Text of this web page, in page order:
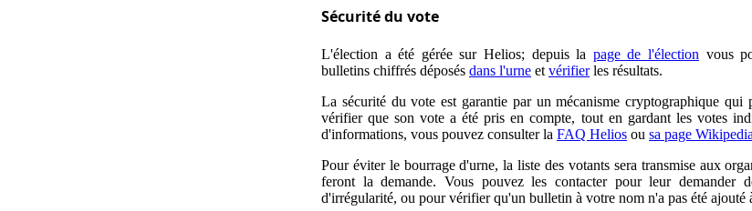
Sécurité du vote
L'élection a été gérée sur Helios; depuis la page de l'élection vous
bulletins chiffrés déposés dans l'urne et vérifierles résultats.
La sécurité du vote est garantie par un mécanisme cryptographique qui
vérifier que son vote a été pris en compte, tout en gardant les votes
d'informations, vous pouvez consulter la FAQ Helios ou sa page Wikipedia
Pour éviter le bourrage d'urne, la liste des votants sera transmise aux
feront la demande. Vous pouvez les contacter pour leur
d'irrégularité, ou pour vérifier qu'un bulletin à votre nom n'a pas été ajouté